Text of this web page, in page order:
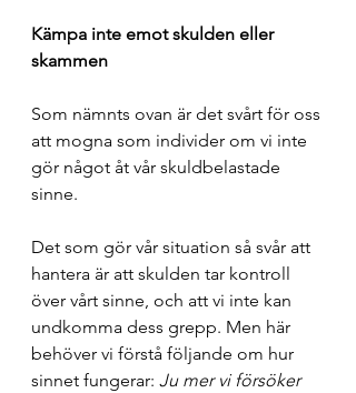
Kämpa inte emot skulden eller
skammen
Som nämnts ovan är det svårt för oss
att mogna som individer om vi inte
gör något åt vår skuldbelastade
sinne.
Det som gör vår situation så svår att
hantera är att skulden tar kontroll
över vårt sinne, och att vi inte kan
undkomma dess grepp. Men här
behöver vi förstå följande om hur
sinnet fungerar: Ju mer vi försöker